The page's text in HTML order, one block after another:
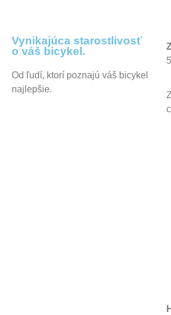
Vynikajúca starostlivosť
o váš bicykel.
Od ľudí, ktorí poznajú váš bicykel
najlepšie.